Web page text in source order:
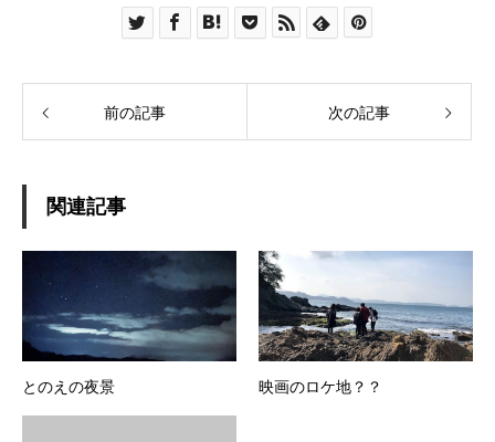
前の記事 次の記事
関連記事
とのえの夜景 映画のロケ地？？